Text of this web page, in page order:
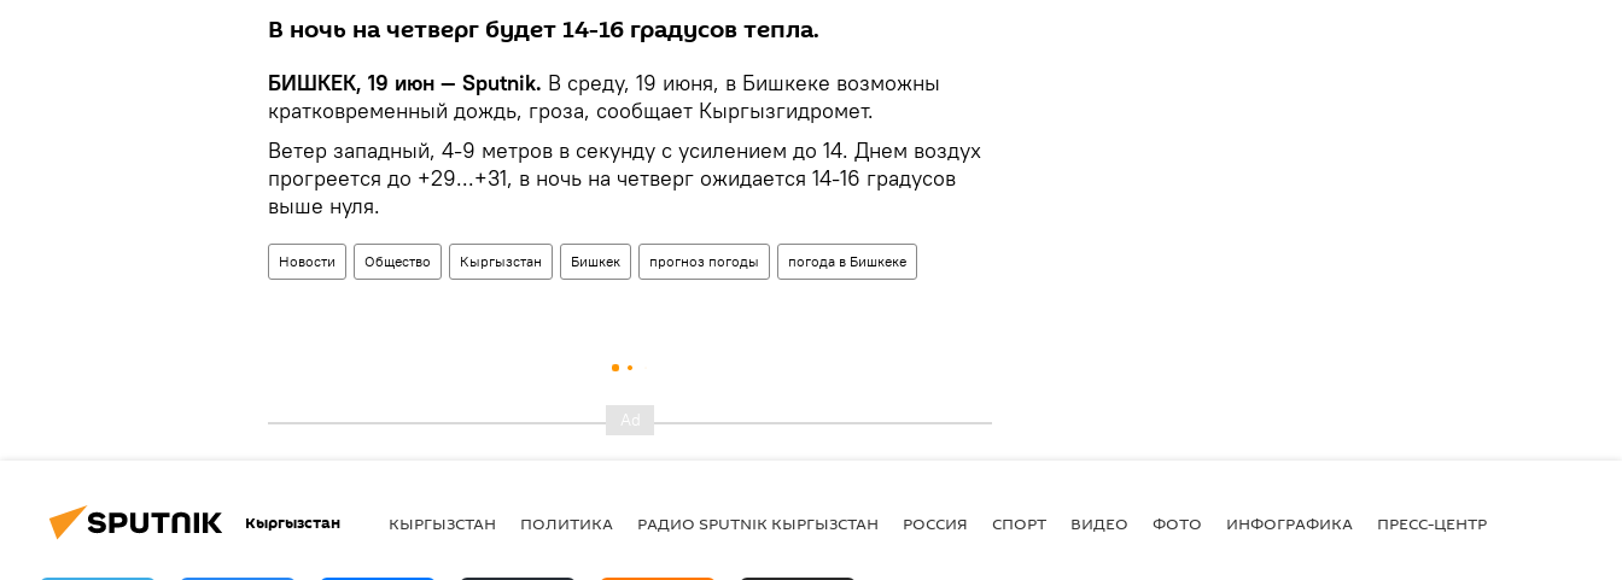
В ночь на четверг будет 14-16 градусов тепла.
БИШКЕК, 19 июн — Sputnik. В среду, 19 июня, в Бишкеке возможны
кратковременный дождь, гроза, сообщает Кыргызгидромет.
Ветер западный, 4-9 метров в секунду с усилением до 14. Днем воздух
прогреется до +29...+31, в ночь на четверг ожидается 14-16 градусов
выше нуля.
Новости Общество Кыргызстан Бишкек прогноз погоды погода в Бишкеке
Кыргызстан КЫРГЫЗСТАН ПОЛИТИКА РАДИО SPUTNIK КЫРГЫЗСТАН РОССИЯ СПОРТ ВИДЕО ФОТО ИНФОГРАФИКА ПРЕСС-ЦЕНТР